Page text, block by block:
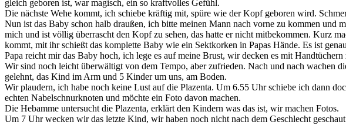
gleich geboren ist, war magisch, ein so kraftvolles Gefühl.
Die nächste Wehe kommt, ich schiebe kräftig mit, spüre wie der Kopf geboren wird.
Nun ist das Baby schon halb draußen, ich bitte meinen Mann nach vorne zu kommen
mich und ist völlig überrascht den Kopf zu sehen, das hatte er nicht mitbekommen. Kurz
kommt, mit ihr schießt das komplette Baby wie ein Sektkorken in Papas Hände. Es ist
Papa reicht mir das Baby hoch, ich lege es auf meine Brust, wir decken es mit
Wir sind noch leicht überwältigt von dem Tempo, aber zufrieden. Nach und nach wachen
gelehnt, das Kind im Arm und 5 Kinder um uns, am Boden.
Wir plaudern, ich habe noch keine Lust auf die Plazenta. Um 6.55 Uhr schiebe ich dann
echten Nabelschnurknoten und möchte ein Foto davon machen.
Die Hebamme untersucht die Plazenta, erklärt den Kindern was das ist, wir machen Fotos.
Um 7 Uhr wecken wir das letzte Kind, wir haben noch nicht nach dem Geschlecht